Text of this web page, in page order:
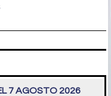
7 AGOSTO 2026